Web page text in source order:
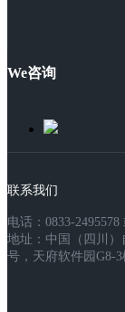
We咨询
联系我们
电话：0833-2495578
地址：中国（四川
号，天府软件园G8-3